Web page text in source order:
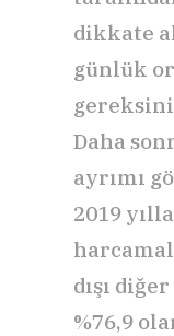
dikkate
günlük
Daha
ayrımı
2019
dışı
%76,9